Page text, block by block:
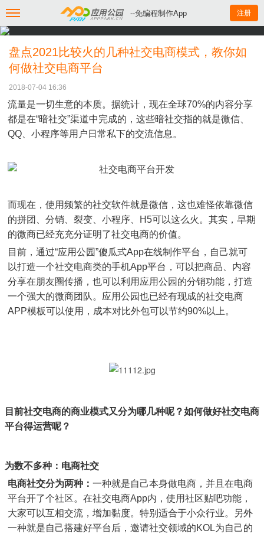
--免编程制作App 注册
盘点2021比较火的几种社交电商模式，教你如
何做社交电商平台
2018-07-04 16:36
流量是一切生意的本质。据统计，现在全球70%的内容分享
都是在“暗社交”渠道中完成的，这些暗社交指的就是微信、
QQ、小程序等用户日常私下的交流信息。
而现在，使用频繁的社交软件就是微信，这也难怪依靠微信
的拼团、分销、裂变、小程序、H5可以这么火。其实，早期
的微商已经充充分证明了社交电商的价值。
目前，通过“应用公园”傻瓜式App在线制作平台，自己就可
以打造一个社交电商类的手机App平台，可以把商品、内容
分享在朋友圈传播，也可以利用应用公园的分销功能，打造
一个强大的微商团队。应用公园也已经有现成的社交电商
APP模板可以使用，成本对比外包可以节约90%以上。
目前社交电商的商业模式又分为哪几种呢？如何做好社交电商
平台得运营呢？
为数不多种：电商社交
电商社交分为两种： 一种就是自己本身做电商，并且在电商
平台开了个社区。在社交电商App内，使用社区贴吧功能，
大家可以互相交流，增加黏度。特别适合于小众行业。另外
一种就是自己搭建好平台后，邀请社交领域的KOL为自己的